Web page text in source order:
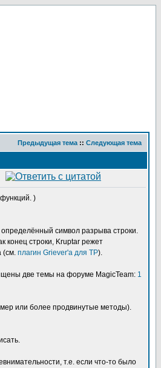
Предыдущая тема :: Следующая тема
)
символ разрыва строки.
конец строки, Kruptar режет
(см. плагин Griever'а для TP).
две темы на форуме MagicTeam: 1
или более продвинутые методы).
т.е. если что-то было